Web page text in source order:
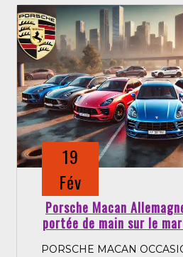
19
Fév
Porsche Macan
portée de main sur le
PORSCHE MACAN